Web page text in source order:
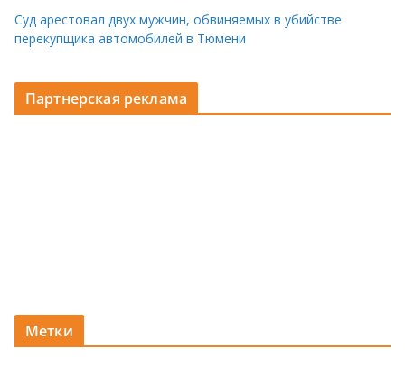
Суд арестовал двух мужчин, обвиняемых в убийстве
перекупщика автомобилей в Тюмени
Партнерская реклама
Метки